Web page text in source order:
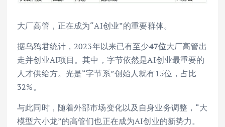
大厂高管，正在成为“AI创业”的重要群体。
据乌鸦君统计，2023年以来已有至少47位大厂高管出
走并创业AI项目。其中，字节依然是AI创业最重要的
人才供给方。光是“字节系”创始人就有15位，占比
32%。
与此同时，随着外部市场变化以及自身业务调整，“大
模型六小龙”的高管们也正在成为AI创业的新势力。